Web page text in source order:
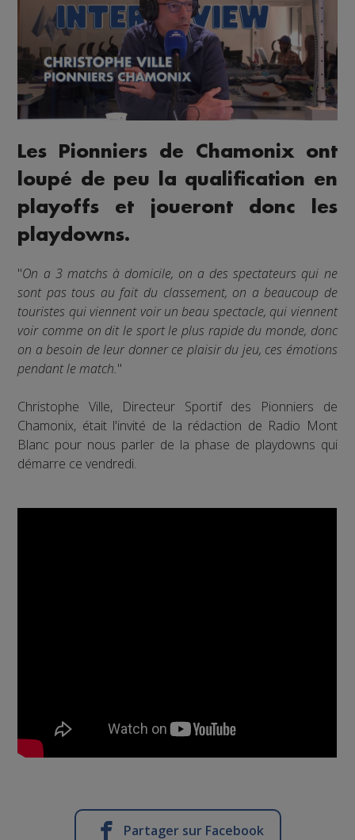
Les Pionniers de Chamonix ont
loupé de peu la qualification en
playoffs et joueront donc les
playdowns.
"On a 3 matchs à domicile, on a des spectateurs qui ne
sont pas tous au fait du classement, on a beaucoup de
touristes qui viennent voir un beau spectacle, qui viennent
voir comme on dit le sport le plus rapide du monde, donc
on a besoin de leur donner ce plaisir du jeu, ces émotions
pendant le match."
Christophe Ville, Directeur Sportif des Pionniers de
Chamonix, était l'invité de la rédaction de Radio Mont
Blanc pour nous parler de la phase de playdowns qui
démarre ce vendredi.
Partager sur Facebook